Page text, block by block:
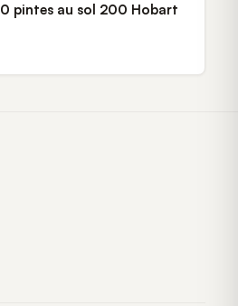
pintes au sol 200 Hobart